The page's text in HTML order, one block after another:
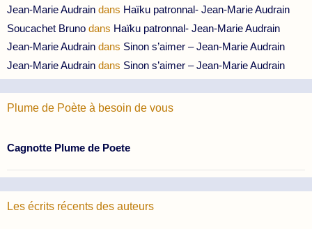
Jean-Marie Audrain dans Haïku patronnal- Jean-Marie Audrain
Soucachet Bruno dans Haïku patronnal- Jean-Marie Audrain
Jean-Marie Audrain dans Sinon s’aimer – Jean-Marie Audrain
Jean-Marie Audrain dans Sinon s’aimer – Jean-Marie Audrain
Plume de Poète à besoin de vous
Cagnotte Plume de Poete
Les écrits récents des auteurs